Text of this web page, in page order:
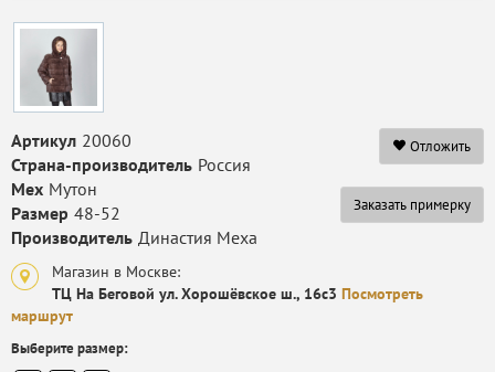
Отложить
Заказать примерку
Артикул 20060
Страна-производитель Россия
Мех Мутон
Размер 48-52
Производитель Династия Меха
Магазин в Москве:
ТЦ На Беговой ул. Хорошёвское ш., 16с3 Посмотреть
маршрут
Выберите размер: